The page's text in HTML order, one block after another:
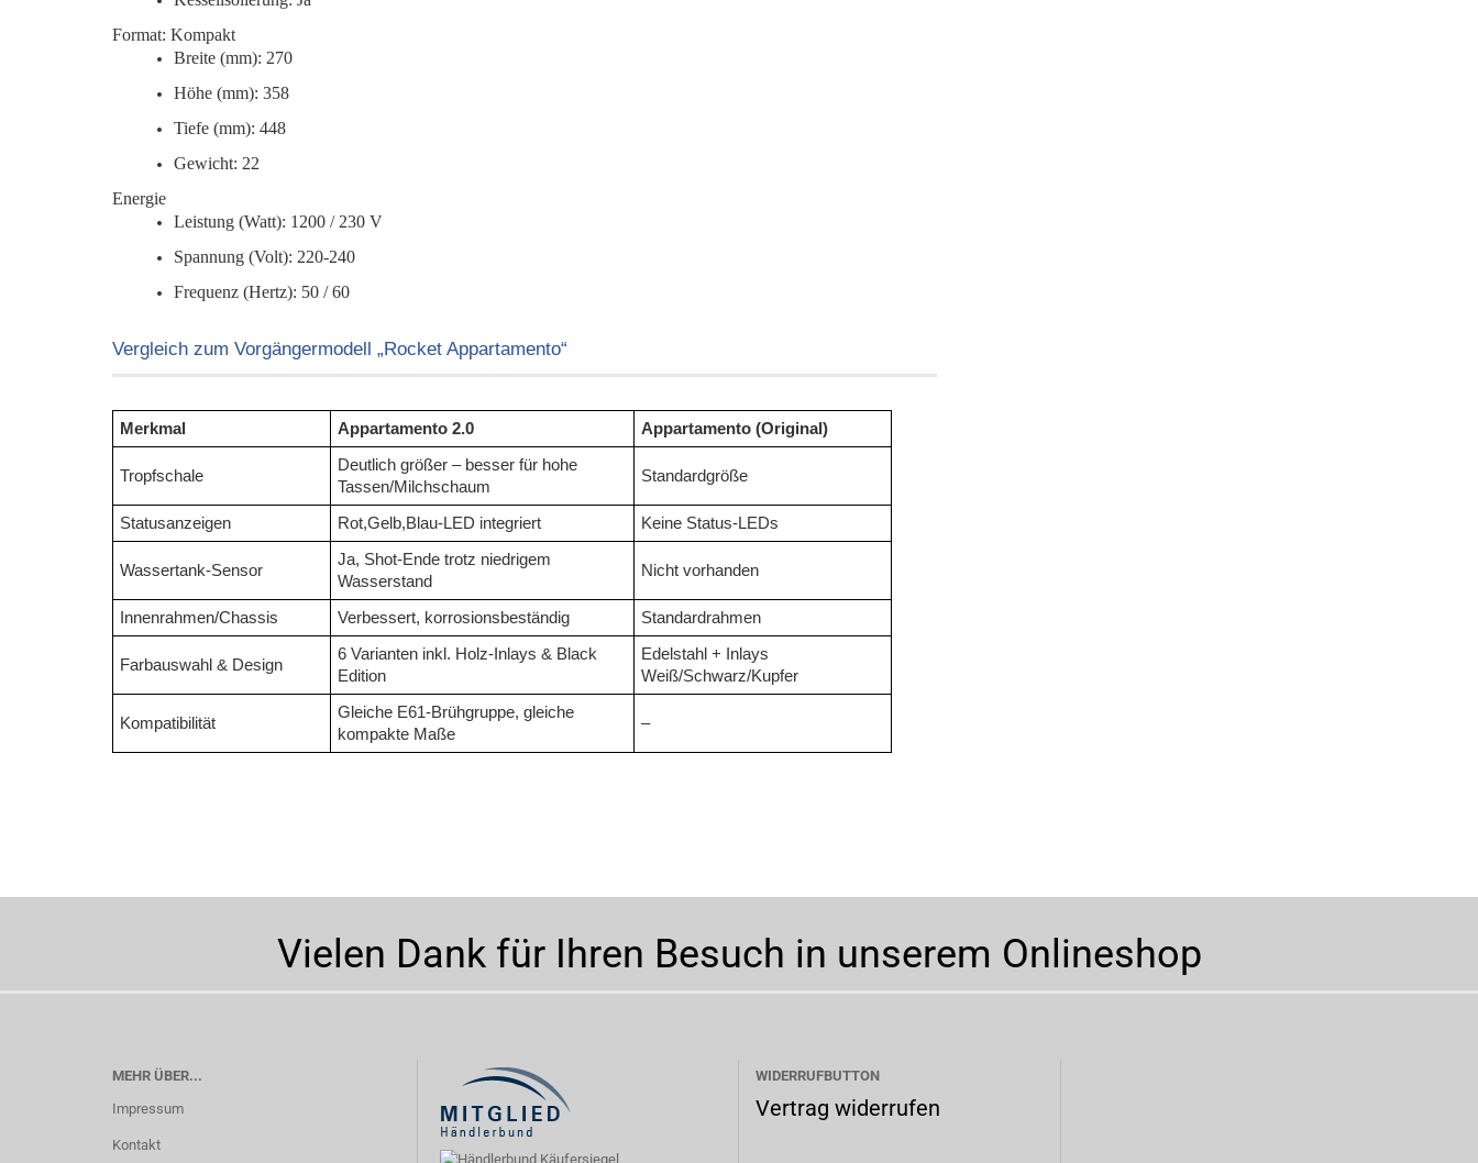
Format: Kompakt
Breite (mm): 270
Höhe (mm): 358
Tiefe (mm): 448
Gewicht: 22
Energie
Leistung (Watt): 1200 / 230 V
Spannung (Volt): 220-240
Frequenz (Hertz): 50 / 60
Vergleich zum Vorgängermodell „Rocket Appartamento“
Merkmal Appartamento 2.0 Appartamento (Original)
Tropfschale
Deutlich größer – besser für hohe
Tassen/Milchschaum
Standardgröße
Statusanzeigen Rot,Gelb,Blau-LED integriert Keine Status-LEDs
Wassertank-Sensor
Ja, Shot-Ende trotz niedrigem
Wasserstand
Nicht vorhanden
Innenrahmen/Chassis Verbessert, korrosionsbeständig Standardrahmen
Farbauswahl & Design
6 Varianten inkl. Holz-Inlays & Black
Edition
Edelstahl + Inlays
Weiß/Schwarz/Kupfer
Kompatibilität
Gleiche E61-Brühgruppe, gleiche
kompakte Maße
–
Vielen Dank für Ihren Besuch in unserem Onlineshop
MEHR ÜBER...
Impressum
Kontakt
WIDERRUFBUTTON
Vertrag widerrufen